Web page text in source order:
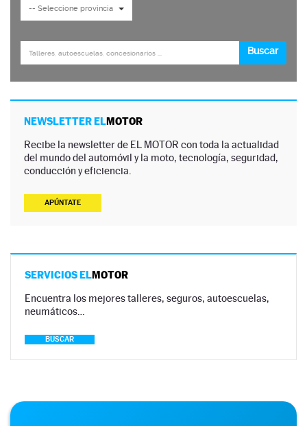
NEWSLETTER ELMOTOR
Recibe la newsletter de EL MOTOR con toda la actualidad
del mundo del automóvil y la moto, tecnología, seguridad,
conducción y eficiencia.
APÚNTATE
SERVICIOS ELMOTOR
Encuentra los mejores talleres, seguros, autoescuelas,
neumáticos…
BUSCAR